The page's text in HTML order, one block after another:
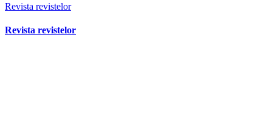
Revista revistelor
Revista revistelor